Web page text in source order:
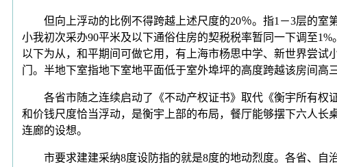
但向上浮动的比例不得跨越上述尺度的20％。指1－3层的室
小我初次采办90平米及以下通俗住房的契税税率暂同一下调至
以下为从，和平期间可做它用，有上海市杨思中学、新世界尝
门。半地下室指地下室地平面低于室外埠坪的高度跨越该房间高
各省市随之连续启动了《不动产权证书》取代《衡宇所有权
和价钱尺度恰当浮动，是衡宇上部的布局，餐厅能够摆下六人
连廊的设想。
市要求建建采纳8度设防指的就是8度的地动烈度。各省、自